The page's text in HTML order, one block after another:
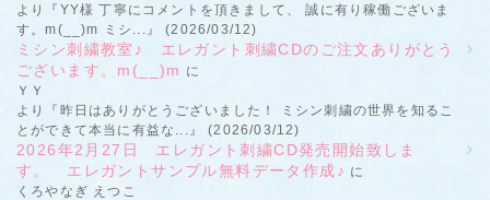
より『YY様 丁寧にコメントを頂きまして、 誠に有り稼働ございま
す。m(__)m ミシ...』 (2026/03/12)
ミシン刺繍教室♪ エレガント刺繍CDのご注文ありがとう
ございます。m(__)m に
ＹＹ
より『昨日はありがとうございました！ ミシン刺繍の世界を知るこ
とができて本当に有益な...』 (2026/03/12)
2026年2月27日 エレガント刺繍CD発売開始致しま
す。 エレガントサンプル無料データ作成♪ に
くろやなぎ えつこ